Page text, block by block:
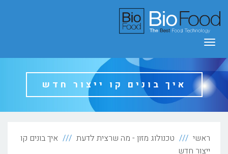
תפריט
איך בונים קו ייצור חדש
ראשי טכנולוג מזון - מה שרצית לדעת
איך בונים קו
ייצור חדש